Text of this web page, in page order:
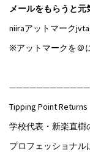
メールをもらうと元
niiraアットマーク
※アットマークを＠
Tipping Point
学校代表・新楽直樹
プロフェッショナル